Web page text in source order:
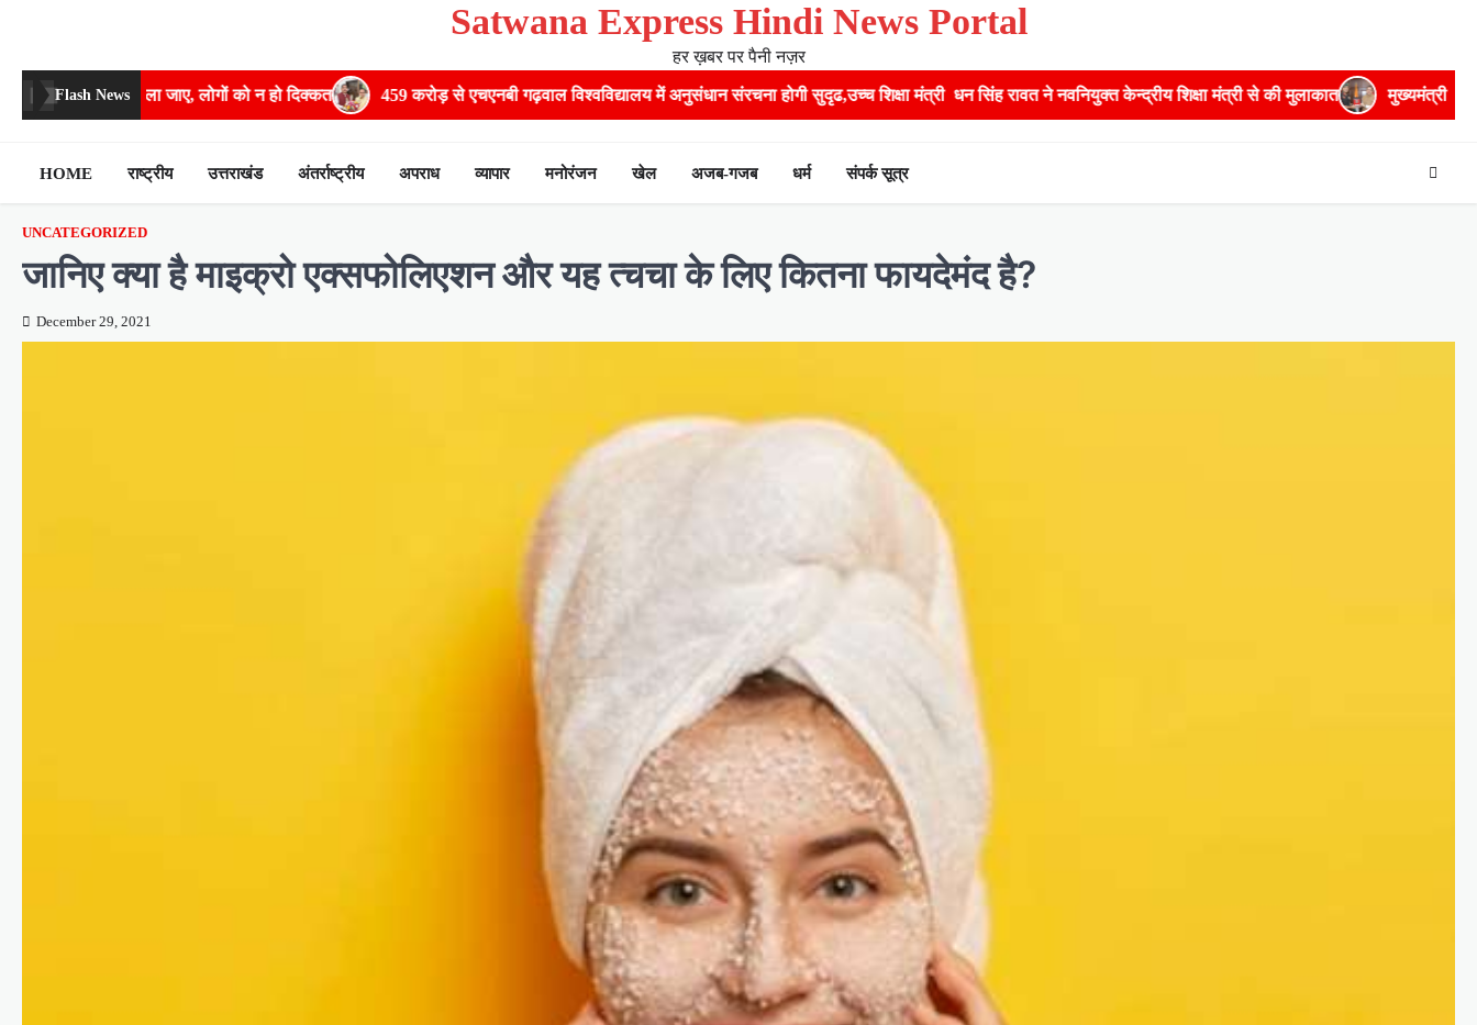
Satwana Express Hindi News Portal
हर ख़बर पर पैनी नज़र
Flash News
जाए, लोगों को न हो दिक्कत 459 करोड़ से एचएनबी गढ़वाल विश्वविद्यालय में अनुसंधान संरचना होगी सुदृढ,उच्च शिक्षा मंत्री धन सिंह रावत ने नवनियुक्त केन्द्रीय शिक्षा मंत्री से की मुलाकात मुख्यमंत्री से महानिदेशक एनसीसी ने
HOME राष्ट्रीय उत्तराखंड अंतर्राष्ट्रीय अपराध व्यापार मनोरंजन खेल अजब-गजब धर्म संपर्क सूत्र
UNCATEGORIZED
जानिए क्या है माइक्रो एक्सफोलिएशन और यह त्चचा के लिए कितना फायदेमंद है?
December 29, 2021